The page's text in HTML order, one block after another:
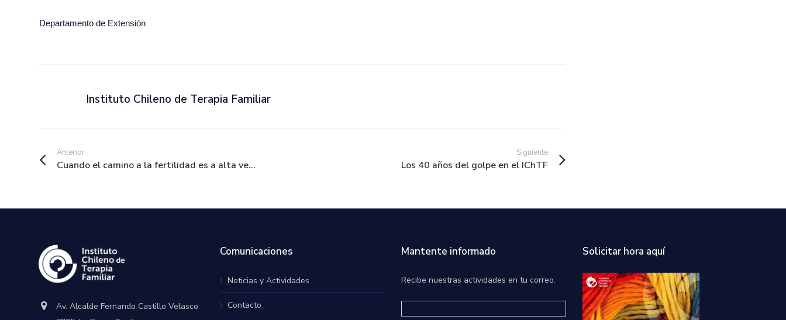
Departamento de Extensión
Instituto Chileno de Terapia Familiar
Anterior
Cuando el camino a la fertilidad es a alta ve...
Siguiente
Los 40 años del golpe en el IChTF
Av. Alcalde Fernando Castillo Velasco
Comunicaciones
Noticias y Actividades
Contacto
Mantente informado
Recibe nuestras actividades en tu correo.
Solicitar hora aquí